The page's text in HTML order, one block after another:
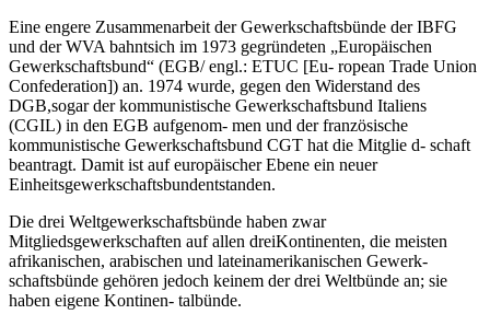
Eine engere Zusammenarbeit der Gewerkschaftsbünde der IBFG
und der WVA bahntsich im 1973 gegründeten „Europäischen
Gewerkschaftsbund“ (EGB/ engl.: ETUC [Eu- ropean Trade Union
Confederation]) an. 1974 wurde, gegen den Widerstand des
DGB,sogar der kommunistische Gewerkschaftsbund Italiens
(CGIL) in den EGB aufgenom- men und der französische
kommunistische Gewerkschaftsbund CGT hat die Mitglie d- schaft
beantragt. Damit ist auf europäischer Ebene ein neuer
Einheitsgewerkschaftsbundentstanden.
Die drei Weltgewerkschaftsbünde haben zwar
Mitgliedsgewerkschaften auf allen dreiKontinenten, die meisten
afrikanischen, arabischen und lateinamerikanischen Gewerk-
schaftsbünde gehören jedoch keinem der drei Weltbünde an; sie
haben eigene Kontinen- talbünde.